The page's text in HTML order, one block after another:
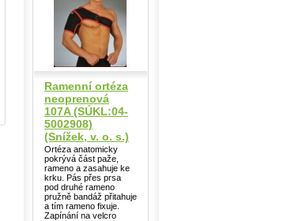
Ramenní ortéza
neoprenová
107A (SÚKL:04-
5002908)
(Snížek, v. o. s.)
Ortéza anatomicky
pokrývá část paže,
rameno a zasahuje ke
krku. Pás přes prsa
pod druhé rameno
pružně bandáž přitahuje
a tím rameno fixuje.
Zapínání na velcro